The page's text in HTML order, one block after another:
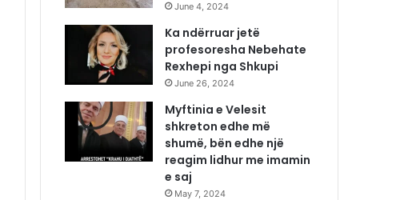
June 4, 2024
Ka ndërruar jetë
profesoresha Nebehate
Rexhepi nga Shkupi
June 26, 2024
Myftinia e Velesit
shkreton edhe më
shumë, bën edhe një
reagim lidhur me imamin
e saj
May 7, 2024